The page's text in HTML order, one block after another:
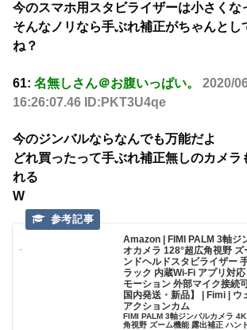
今のスマホ用スタビライザーは小さくな
そんなノリなら手ぶれ補正がちゃんとし
ね？
61: 名無しさん＠お腹いっぱい。
2020/
16:26:07.46 ID:PKT3U4qe
今のジンバルならなんでも万能だよ
どれ買ったって手ぶれ補正無しのカメラ
れる
W
Amazon | FIMI PALM 3軸ジ
オカメラ 128°超広角視野
ンドヘルドスタビライザー
ラック 内蔵Wi-Fi アプリ対
モーション 外部マイク接続
国内発送・新品】 | Fimi | ウ
アクションカム
FIMI PALM 3軸ジンバルカメラ
角視野 ズーム機能 露出補正 ハン